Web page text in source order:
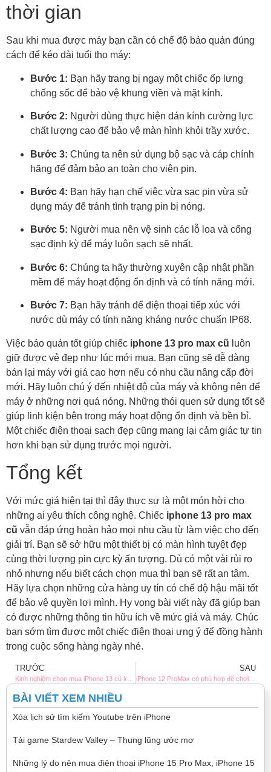
thời gian
Sau khi mua được máy bạn cần có chế độ bảo quản đúng
cách để kéo dài tuổi thọ máy:
Bước 1: Bạn hãy trang bị ngay một chiếc ốp lưng
chống sốc để bảo vệ khung viền và mặt kính.
Bước 2: Người dùng thực hiện dán kính cường lực
chất lượng cao để bảo vệ màn hình khỏi trầy xước.
Bước 3: Chúng ta nên sử dụng bộ sạc và cáp chính
hãng để đảm bảo an toàn cho viên pin.
Bước 4: Bạn hãy hạn chế việc vừa sạc pin vừa sử
dụng máy để tránh tình trạng pin bị nóng.
Bước 5: Người mua nên vệ sinh các lỗ loa và cổng
sạc định kỳ để máy luôn sạch sẽ nhất.
Bước 6: Chúng ta hãy thường xuyên cập nhật phần
mềm để máy hoạt động ổn định và có tính năng mới.
Bước 7: Bạn hãy tránh để điện thoại tiếp xúc với
nước dù máy có tính năng kháng nước chuẩn IP68.
Việc bảo quản tốt giúp chiếc iphone 13 pro max cũ luôn
giữ được vẻ đẹp như lúc mới mua. Bạn cũng sẽ dễ dàng
bán lại máy với giá cao hơn nếu có nhu cầu nâng cấp đời
mới. Hãy luôn chú ý đến nhiệt độ của máy và không nên để
máy ở những nơi quá nóng. Những thói quen sử dụng tốt sẽ
giúp linh kiện bên trong máy hoạt động ổn định và bền bỉ.
Một chiếc điện thoại sạch đẹp cũng mang lại cảm giác tự tin
hơn khi bạn sử dụng trước mọi người.
Tổng kết
Với mức giá hiện tại thì đây thực sự là một món hời cho
những ai yêu thích công nghệ. Chiếc iphone 13 pro max
cũ vẫn đáp ứng hoàn hảo mọi nhu cầu từ làm việc cho đến
giải trí. Bạn sẽ sở hữu một thiết bị có màn hình tuyệt đẹp
cùng thời lượng pin cực kỳ ấn tượng. Dù có một vài rủi ro
nhỏ nhưng nếu biết cách chọn mua thì bạn sẽ rất an tâm.
Hãy lựa chọn những cửa hàng uy tín có chế độ hậu mãi tốt
để bảo vệ quyền lợi mình. Hy vọng bài viết này đã giúp bạn
có được những thông tin hữu ích về mức giá và máy. Chúc
bạn sớm tìm được một chiếc điện thoại ưng ý để đồng hành
trong cuộc sống hàng ngày nhé.
TRƯỚC SAU
iPhone 12 ProMax có phù hợp để chơi game không?
BÀI VIẾT XEM NHIỀU
Xóa lịch sử tìm kiếm Youtube trên iPhone
Tải game Stardew Valley – Thung lũng ước mơ
Những lý do nên mua điện thoại iPhone 15 Pro Max, iPhone 15